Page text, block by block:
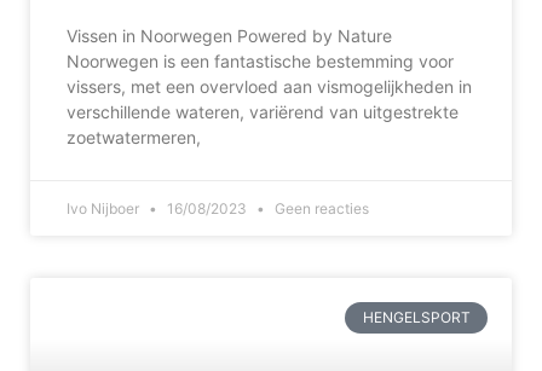
Vissen in Noorwegen Powered by Nature
Noorwegen is een fantastische bestemming voor
vissers, met een overvloed aan vismogelijkheden in
verschillende wateren, variërend van uitgestrekte
zoetwatermeren,
Ivo Nijboer 16/08/2023 Geen reacties
HENGELSPORT